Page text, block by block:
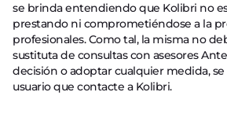
se brinda entendiendo que Kolibri no
prestando ni comprometiéndose a la
profesionales. Como tal, la misma no
sustituta de consultas con asesores
decisión o adoptar cualquier medida,
usuario que contacte a Kolibri.